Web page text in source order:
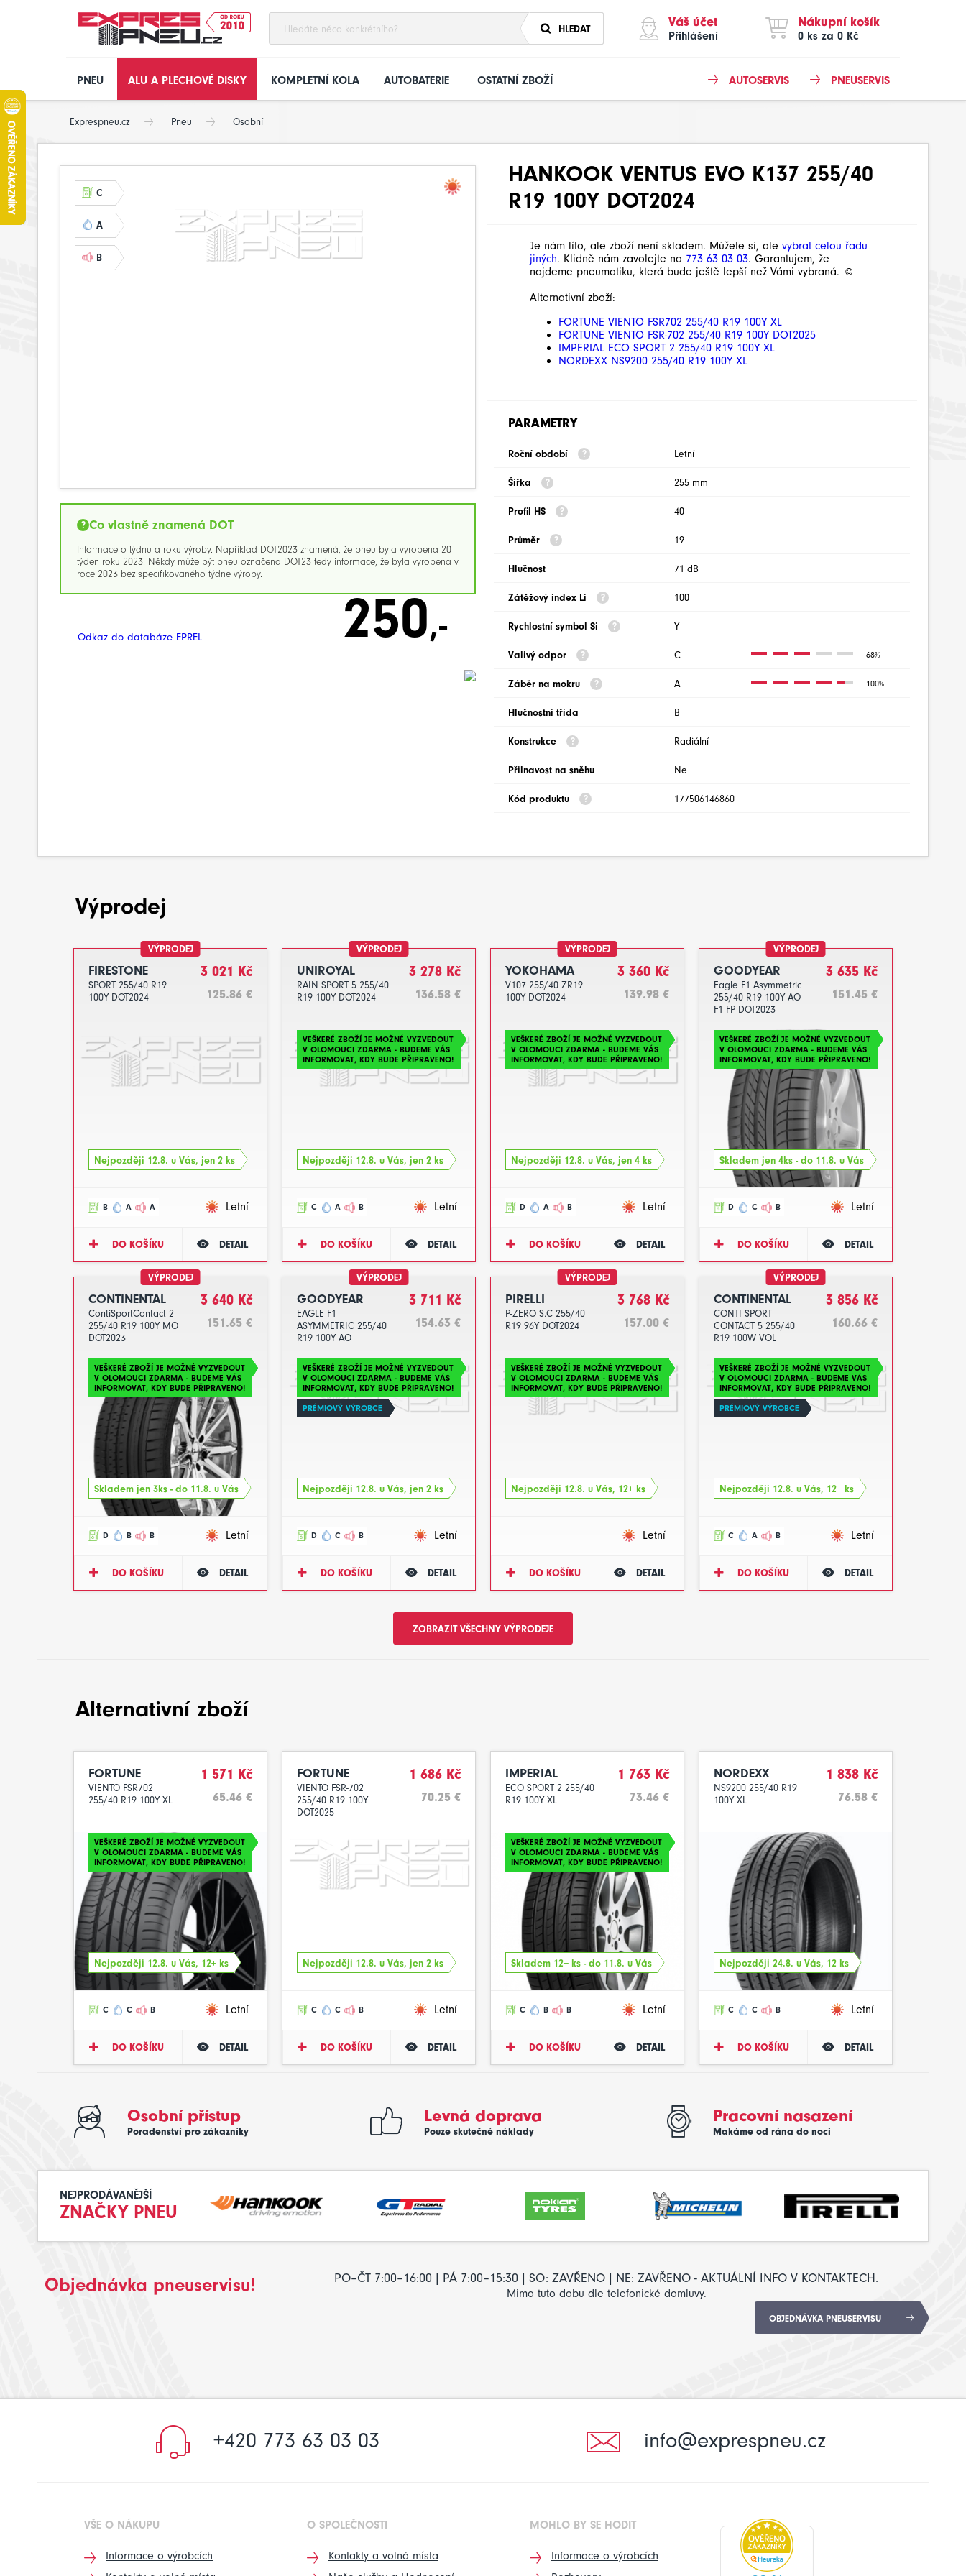
HLEDAT Váš účet
Přihlášení
Nákupní košík
0 ks za 0 Kč
PNEU ALU A PLECHOVÉ DISKY KOMPLETNÍ KOLA AUTOBATERIE OSTATNÍ ZBOŽÍ PNEUSERVIS
AUTOSERVIS
Exprespneu.cz Pneu Osobní
C
A
B
Co vlastně znamená DOT
Informace o týdnu a roku výroby. Například DOT2023 znamená, že pneu byla vyrobena 20
týden roku 2023. Někdy může být pneu označena DOT23 tedy informace, že byla vyrobena v
roce 2023 bez specifikovaného týdne výroby.
Odkaz do databáze EPREL 250,-
HANKOOK VENTUS EVO K137 255/40
R19 100Y DOT2024
Je nám líto, ale zboží není skladem. Můžete si, ale vybrat celou řadu
jiných. Klidně nám zavolejte na 773 63 03 03. Garantujem, že
najdeme pneumatiku, která bude ještě lepší než Vámi vybraná. ☺
Alternativní zboží:
FORTUNE VIENTO FSR702 255/40 R19 100Y XL
FORTUNE VIENTO FSR-702 255/40 R19 100Y DOT2025
IMPERIAL ECO SPORT 2 255/40 R19 100Y XL
NORDEXX NS9200 255/40 R19 100Y XL
PARAMETRY
Roční období Letní
Šířka 255 mm
Profil HS 40
Průměr 19
Hlučnost 71 dB
Zátěžový index Li 100
Rychlostní symbol Si Y
Valivý odpor C 68%
Záběr na mokru A 100%
Hlučnostní třída B
Konstrukce Radiální
Přilnavost na sněhu Ne
Kód produktu 177506146860
Výprodej
VÝPRODEJ
FIRESTONE
SPORT 255/40 R19
100Y DOT2024
3 021 Kč
125.86 €
Nejpozději 12.8. u Vás, jen 2 ks
B A A Letní
DO KOŠÍKU DETAIL
VÝPRODEJ
UNIROYAL
RAIN SPORT 5 255/40
R19 100Y DOT2024
3 278 Kč
136.58 €
VEŠKERÉ ZBOŽÍ JE MOŽNÉ VYZVEDOUT
V OLOMOUCI ZDARMA - BUDEME VÁS
INFORMOVAT, KDY BUDE PŘIPRAVENO!
Nejpozději 12.8. u Vás, jen 2 ks
C A B Letní
DO KOŠÍKU DETAIL
VÝPRODEJ
YOKOHAMA
V107 255/40 ZR19
100Y DOT2024
3 360 Kč
139.98 €
VEŠKERÉ ZBOŽÍ JE MOŽNÉ VYZVEDOUT
V OLOMOUCI ZDARMA - BUDEME VÁS
INFORMOVAT, KDY BUDE PŘIPRAVENO!
Nejpozději 12.8. u Vás, jen 4 ks
D A B Letní
DO KOŠÍKU DETAIL
VÝPRODEJ
GOODYEAR
Eagle F1 Asymmetric
255/40 R19 100Y AO
F1 FP DOT2023
3 635 Kč
151.45 €
VEŠKERÉ ZBOŽÍ JE MOŽNÉ VYZVEDOUT
V OLOMOUCI ZDARMA - BUDEME VÁS
INFORMOVAT, KDY BUDE PŘIPRAVENO!
Skladem jen 4ks - do 11.8. u Vás
D C B Letní
DO KOŠÍKU DETAIL
VÝPRODEJ
CONTINENTAL
ContiSportContact 2
255/40 R19 100Y MO
DOT2023
3 640 Kč
151.65 €
VEŠKERÉ ZBOŽÍ JE MOŽNÉ VYZVEDOUT
V OLOMOUCI ZDARMA - BUDEME VÁS
INFORMOVAT, KDY BUDE PŘIPRAVENO!
Skladem jen 3ks - do 11.8. u Vás
D B B Letní
DO KOŠÍKU DETAIL
VÝPRODEJ
GOODYEAR
EAGLE F1
ASYMMETRIC 255/40
R19 100Y AO
3 711 Kč
154.63 €
VEŠKERÉ ZBOŽÍ JE MOŽNÉ VYZVEDOUT
V OLOMOUCI ZDARMA - BUDEME VÁS
INFORMOVAT, KDY BUDE PŘIPRAVENO!
PRÉMIOVÝ VÝROBCE
Nejpozději 12.8. u Vás, jen 2 ks
D C B Letní
DO KOŠÍKU DETAIL
VÝPRODEJ
PIRELLI
P-ZERO S.C 255/40
R19 96Y DOT2024
3 768 Kč
157.00 €
VEŠKERÉ ZBOŽÍ JE MOŽNÉ VYZVEDOUT
V OLOMOUCI ZDARMA - BUDEME VÁS
INFORMOVAT, KDY BUDE PŘIPRAVENO!
Nejpozději 12.8. u Vás, 12+ ks
Letní
DO KOŠÍKU DETAIL
VÝPRODEJ
CONTINENTAL
CONTI SPORT
CONTACT 5 255/40
R19 100W VOL
3 856 Kč
160.66 €
VEŠKERÉ ZBOŽÍ JE MOŽNÉ VYZVEDOUT
V OLOMOUCI ZDARMA - BUDEME VÁS
INFORMOVAT, KDY BUDE PŘIPRAVENO!
PRÉMIOVÝ VÝROBCE
Nejpozději 12.8. u Vás, 12+ ks
C A B Letní
DO KOŠÍKU DETAIL
ZOBRAZIT VŠECHNY VÝPRODEJE
Alternativní zboží
FORTUNE
VIENTO FSR702
255/40 R19 100Y XL
1 571 Kč
65.46 €
VEŠKERÉ ZBOŽÍ JE MOŽNÉ VYZVEDOUT
V OLOMOUCI ZDARMA - BUDEME VÁS
INFORMOVAT, KDY BUDE PŘIPRAVENO!
Nejpozději 12.8. u Vás, 12+ ks
C C B Letní
DO KOŠÍKU DETAIL
FORTUNE
VIENTO FSR-702
255/40 R19 100Y
DOT2025
1 686 Kč
70.25 €
Nejpozději 12.8. u Vás, jen 2 ks
C C B Letní
DO KOŠÍKU DETAIL
IMPERIAL
ECO SPORT 2 255/40
R19 100Y XL
1 763 Kč
73.46 €
VEŠKERÉ ZBOŽÍ JE MOŽNÉ VYZVEDOUT
V OLOMOUCI ZDARMA - BUDEME VÁS
INFORMOVAT, KDY BUDE PŘIPRAVENO!
Skladem 12+ ks - do 11.8. u Vás
C B B Letní
DO KOŠÍKU DETAIL
NORDEXX
NS9200 255/40 R19
100Y XL
1 838 Kč
76.58 €
Nejpozději 24.8. u Vás, 12 ks
C C B Letní
DO KOŠÍKU DETAIL
Osobní přístup
Poradenství pro zákazníky
Levná doprava
Pouze skutečné náklady
Pracovní nasazení
Makáme od rána do noci
NEJPRODÁVANĚJŠÍ
ZNAČKY PNEU
Objednávka pneuservisu! PO–ČT 7:00–16:00 | PÁ 7:00–15:30 | SO: ZAVŘENO | NE: ZAVŘENO - AKTUÁLNÍ INFO V KONTAKTECH.
Mimo tuto dobu dle telefonické domluvy.
OBJEDNÁVKA PNEUSERVISU
+420 773 63 03 03 info@exprespneu.cz
VŠE O NÁKUPU
Informace o výrobcích
O SPOLEČNOSTI
Kontakty a volná místa
MOHLO BY SE HODIT
Informace o výrobcích